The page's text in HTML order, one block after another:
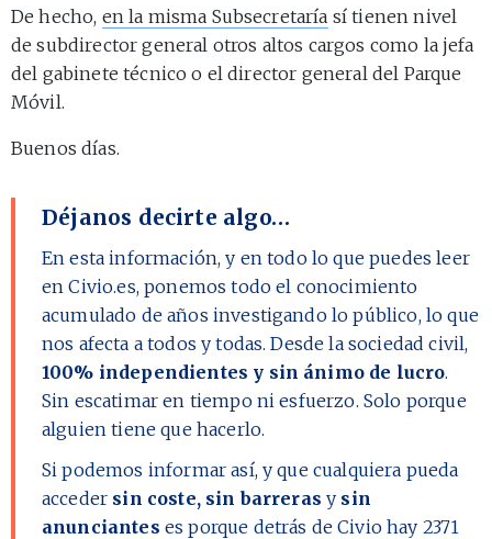
De hecho, en la misma Subsecretaría sí tienen nivel
de subdirector general otros altos cargos como la jefa
del gabinete técnico o el director general del Parque
Móvil.
Buenos días.
Déjanos decirte algo…
En esta información, y en todo lo que puedes leer
en Civio.es, ponemos todo el conocimiento
acumulado de años investigando lo público, lo que
nos afecta a todos y todas. Desde la sociedad civil,
100% independientes y sin ánimo de lucro.
Sin escatimar en tiempo ni esfuerzo. Solo porque
alguien tiene que hacerlo.
Si podemos informar así, y que cualquiera pueda
acceder sin coste, sin barreras y sin
anunciantes es porque detrás de Civio hay 2371